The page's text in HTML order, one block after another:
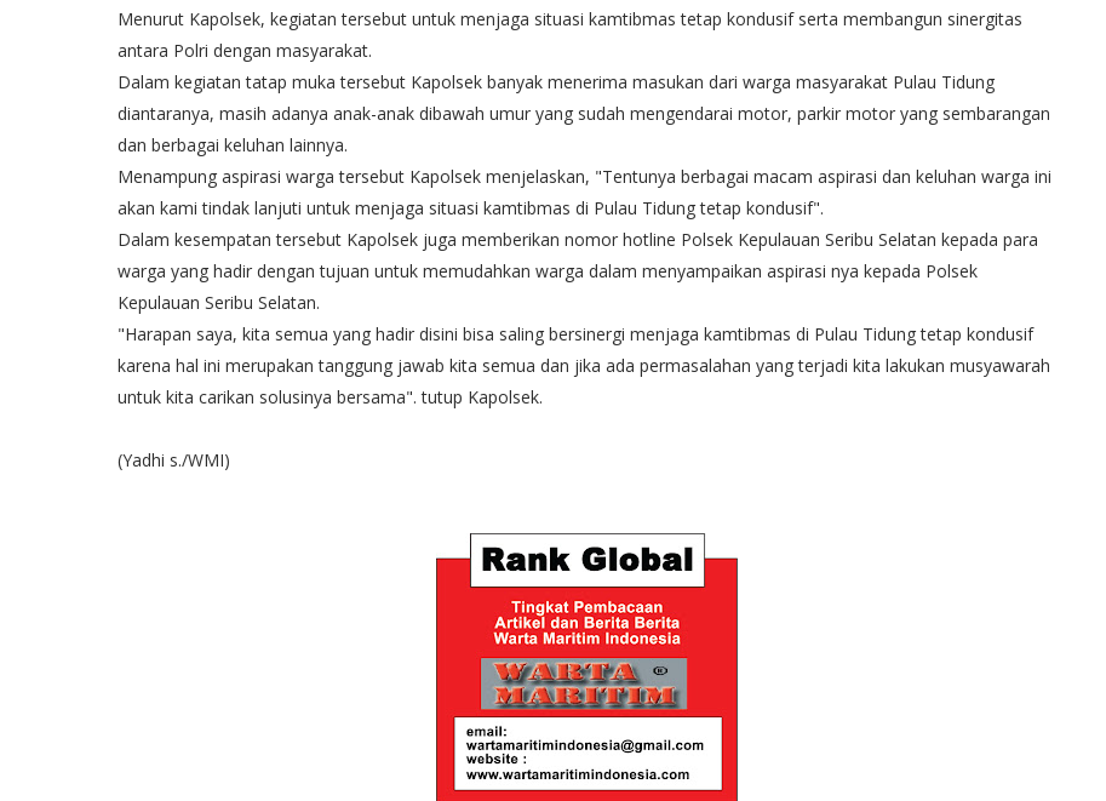
Menurut Kapolsek, kegiatan tersebut untuk menjaga situasi kamtibmas tetap kondusif serta membangun sinergitas
antara Polri dengan masyarakat.
Dalam kegiatan tatap muka tersebut Kapolsek banyak menerima masukan dari warga masyarakat Pulau Tidung
diantaranya, masih adanya anak-anak dibawah umur yang sudah mengendarai motor, parkir motor yang sembarangan
dan berbagai keluhan lainnya.
Menampung aspirasi warga tersebut Kapolsek menjelaskan, "Tentunya berbagai macam aspirasi dan keluhan warga ini
akan kami tindak lanjuti untuk menjaga situasi kamtibmas di Pulau Tidung tetap kondusif".
Dalam kesempatan tersebut Kapolsek juga memberikan nomor hotline Polsek Kepulauan Seribu Selatan kepada para
warga yang hadir dengan tujuan untuk memudahkan warga dalam menyampaikan aspirasi nya kepada Polsek
Kepulauan Seribu Selatan.
"Harapan saya, kita semua yang hadir disini bisa saling bersinergi menjaga kamtibmas di Pulau Tidung tetap kondusif
karena hal ini merupakan tanggung jawab kita semua dan jika ada permasalahan yang terjadi kita lakukan musyawarah
untuk kita carikan solusinya bersama". tutup Kapolsek.
(Yadhi s./WMI)